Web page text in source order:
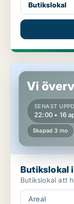
Butikslokal
Butikslokal i
Vi
SENAST
22:00 • 16
Skapad 3 mo
Butikslokal
Butikslokal att
Areal